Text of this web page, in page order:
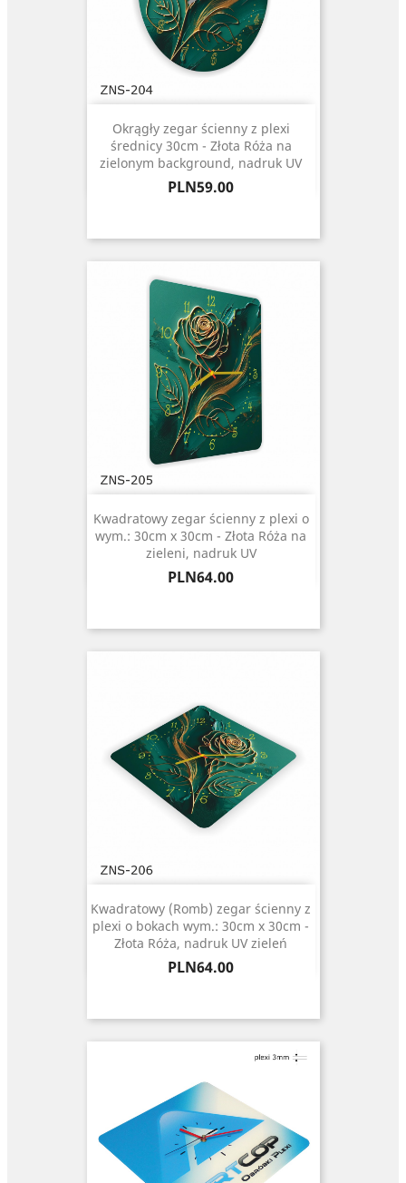
Okrągły zegar ścienny z plexi
średnicy 30cm - Złota Róża na
zielonym background, nadruk UV
Price
PLN59.00
Kwadratowy zegar ścienny z plexi o
wym.: 30cm x 30cm - Złota Róża na
zieleni, nadruk UV
Price
PLN64.00
Kwadratowy (Romb) zegar ścienny z
plexi o bokach wym.: 30cm x 30cm -
Złota Róża, nadruk UV zieleń
Price
PLN64.00